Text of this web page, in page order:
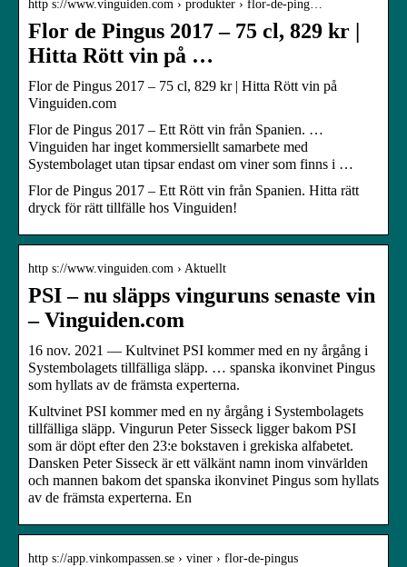
http s://www.vinguiden.com › produkter › flor-de-ping…
Flor de Pingus 2017 – 75 cl, 829 kr |
Hitta Rött vin på …
Flor de Pingus 2017 – 75 cl, 829 kr | Hitta Rött vin på
Vinguiden.com
Flor de Pingus 2017 – Ett Rött vin från Spanien. …
Vinguiden har inget kommersiellt samarbete med
Systembolaget utan tipsar endast om viner som finns i …
Flor de Pingus 2017 – Ett Rött vin från Spanien. Hitta rätt
dryck för rätt tillfälle hos Vinguiden!
http s://www.vinguiden.com › Aktuellt
PSI – nu släpps vinguruns senaste vin
– Vinguiden.com
16 nov. 2021 — Kultvinet PSI kommer med en ny årgång i
Systembolagets tillfälliga släpp. … spanska ikonvinet Pingus
som hyllats av de främsta experterna.
Kultvinet PSI kommer med en ny årgång i Systembolagets
tillfälliga släpp. Vingurun Peter Sisseck ligger bakom PSI
som är döpt efter den 23:e bokstaven i grekiska alfabetet.
Dansken Peter Sisseck är ett välkänt namn inom vinvärlden
och mannen bakom det spanska ikonvinet Pingus som hyllats
av de främsta experterna. En
http s://app.vinkompassen.se › viner › flor-de-pingus